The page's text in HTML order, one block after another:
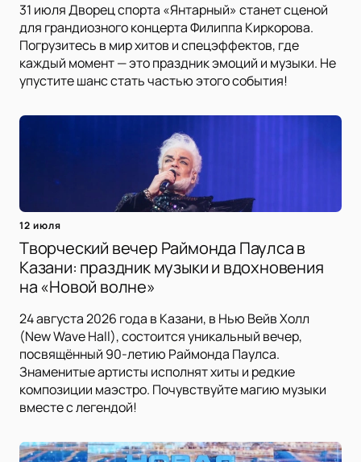
31 июля Дворец спорта «Янтарный» станет сценой
для грандиозного концерта Филиппа Киркорова.
Погрузитесь в мир хитов и спецэффектов, где
каждый момент — это праздник эмоций и музыки. Не
упустите шанс стать частью этого события!
12 июля
Творческий вечер Раймонда Паулса в
Казани: праздник музыки и вдохновения
на «Новой волне»
24 августа 2026 года в Казани, в Нью Вейв Холл
(New Wave Hall), состоится уникальный вечер,
посвящённый 90-летию Раймонда Паулса.
Знаменитые артисты исполнят хиты и редкие
композиции маэстро. Почувствуйте магию музыки
вместе с легендой!